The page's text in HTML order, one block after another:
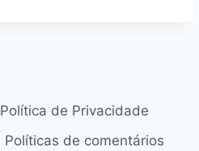
Política de Privacidade
Políticas de comentários